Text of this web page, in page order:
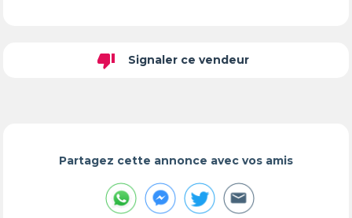
thumb_down Signaler ce vendeur
Partagez cette annonce avec vos amis